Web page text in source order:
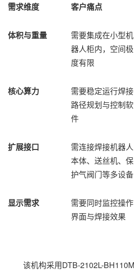
需求维度 客户痛点
体积与重量
需要集成在小型机
器人柜内，空间极
度有限
核心算力
需要稳定运行焊接
路径规划与控制软
件
扩展接口
需连接焊接机器人
本体、送丝机、保
护气阀门等多设备
显示需求
需要同时监控操作
界面与焊接效果
该机构采用DTB-2102L-